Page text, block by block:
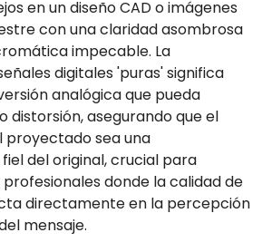
en un diseño CAD o imágenes
con una claridad asombrosa
impecable. La
digitales 'puras' significa
analógica que pueda
distorsión, asegurando que el
proyectado sea una
del original, crucial para
donde la calidad de
directamente en la percepción
mensaje.